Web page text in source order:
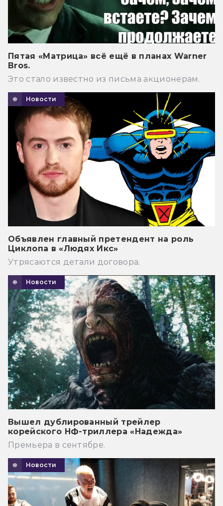
Пятая «Матрица» всё ещё в планах Warner
Bros.
Это стало известно из письма акционерам.
Новости
Объявлен главный претендент на роль
Циклопа в «Людях Икс»
Утрясаются детали договора.
Новости
Вышел дублированный трейлер
корейского НФ-триллера «Надежда»
Премьера в сентябре.
Новости